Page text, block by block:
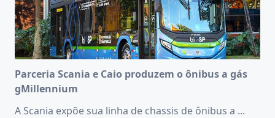
Parceria Scania e Caio produzem o ônibus a gás
gMillennium
A Scania expõe sua linha de chassis de ônibus a ...